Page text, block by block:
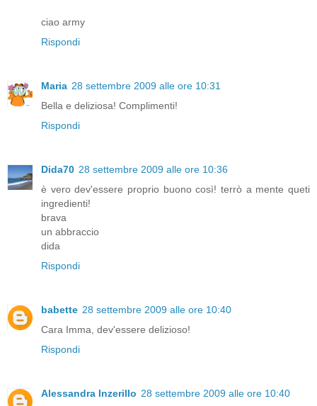
ciao army
Rispondi
Maria 28 settembre 2009 alle ore 10:31
Bella e deliziosa! Complimenti!
Rispondi
Dida70 28 settembre 2009 alle ore 10:36
è vero dev'essere proprio buono così! terrò a mente queti
ingredienti!
brava
un abbraccio
dida
Rispondi
babette 28 settembre 2009 alle ore 10:40
Cara Imma, dev'essere delizioso!
Rispondi
Alessandra Inzerillo 28 settembre 2009 alle ore 10:40